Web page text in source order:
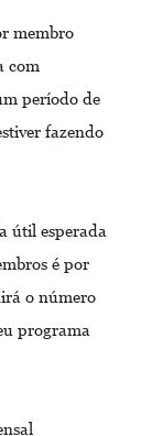
membro
com
período de
fazendo
útil esperada
é por
o número
programa